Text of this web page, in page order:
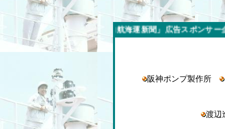
今週の「内航海運新聞」広告スポンサー企業
阪神ポンプ製作所
渡